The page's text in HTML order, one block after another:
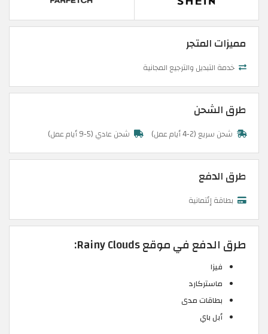
مميزات المتجر
خدمة التبديل والترجيع المجانية
طرق الشحن
شحن سريع (2-4 أيام عمل) شحن عادي (5-9 أيام عمل)
طرق الدفع
بطاقة إئتمانية
طرق الدفع في موقع Rainy Clouds:
فيزا
ماستركارد
بطاقات مدى
أبل باي